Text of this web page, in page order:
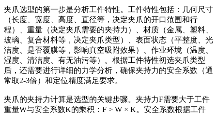
夹爪选型的第一步是分析工件特性。工件特性包括：几何尺寸
（长度、宽度、高度、直径等，决定夹爪的开口范围和行
程）、重量（决定夹爪需要的夹持力）、材质（金属、塑料、
玻璃、复合材料等，决定夹爪类型）、表面状态（平整度、光
洁度、是否覆膜等，影响真空吸附效果）、作业环境（温度、
湿度、清洁度、有无油污等）。根据工件特性初选夹爪类型
后，还需要进行详细的力学分析，确保夹持力的安全系数（通
常取2-3倍）和定位精度满足要求。
夹爪的夹持力计算是选型的关键步骤。夹持力F需要大于工件
重量W与安全系数K的乘积：F > W × K。安全系数根据工件